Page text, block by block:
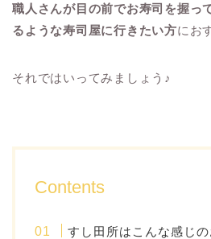
職人さんが目の前でお寿司を握っ
るような寿司屋に行きたい方にお
それではいってみましょう♪
Contents
すし田所はこんな感じ